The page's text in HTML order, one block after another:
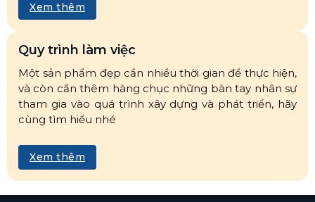
Xem thêm
Quy trình làm việc
Một sản phẩm đẹp cần nhiều thời gian để thực hiện,
và còn cần thêm hàng chục những bàn tay nhân sự
tham gia vào quá trình xây dựng và phát triển, hãy
cùng tìm hiểu nhé
Xem thêm